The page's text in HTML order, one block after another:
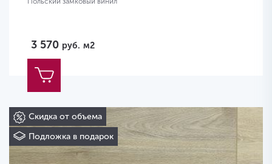
3 570 руб. м2
Скидка от объема
Подложка в подарок